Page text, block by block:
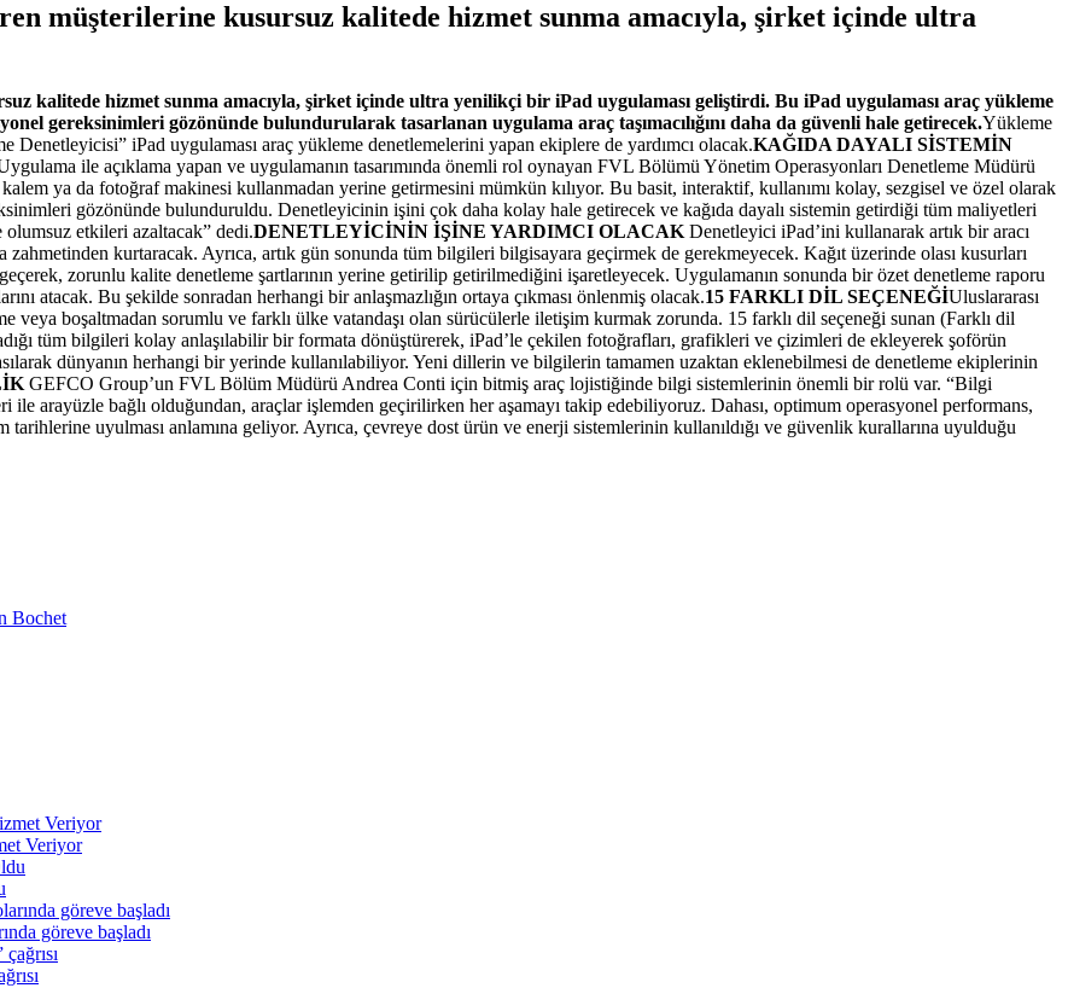
müşterilerine kusursuz kalitede hizmet sunma amacıyla, şirket içinde ultra
kalitede hizmet sunma amacıyla, şirket içinde ultra yenilikçi bir iPad uygulaması geliştirdi. Bu iPad uygulaması araç yükleme
gereksinimleri gözönünde bulundurularak tasarlanan uygulama araç taşımacılığını daha da güvenli hale getirecek.Yükleme
iPad uygulaması araç yükleme denetlemelerini yapan ekiplere de yardımcı olacak.KAĞIDA DAYALI SİSTEMİN
ile açıklama yapan ve uygulamanın tasarımında önemli rol oynayan FVL Bölümü Yönetim Operasyonları Denetleme Müdürü
ya da fotoğraf makinesi kullanmadan yerine getirmesini mümkün kılıyor. Bu basit, interaktif, kullanımı kolay, sezgisel ve özel olarak
gözönünde bulunduruldu. Denetleyicinin işini çok daha kolay hale getirecek ve kağıda dayalı sistemin getirdiği tüm maliyetleri
etkileri azaltacak” dedi.DENETLEYİCİNİN İŞİNE YARDIMCI OLACAK Denetleyici iPad’ini kullanarak artık bir aracı
zahmetinden kurtaracak. Ayrıca, artık gün sonunda tüm bilgileri bilgisayara geçirmek de gerekmeyecek. Kağıt üzerinde olası kusurları
zorunlu kalite denetleme şartlarının yerine getirilip getirilmediğini işaretleyecek. Uygulamanın sonunda bir özet denetleme raporu
atacak. Bu şekilde sonradan herhangi bir anlaşmazlığın ortaya çıkması önlenmiş olacak.15 FARKLI DİL SEÇENEĞİUluslararası
veya boşaltmadan sorumlu ve farklı ülke vatandaşı olan sürücülerle iletişim kurmak zorunda. 15 farklı dil seçeneği sunan (Farklı dil
tüm bilgileri kolay anlaşılabilir bir formata dönüştürerek, iPad’le çekilen fotoğrafları, grafikleri ve çizimleri de ekleyerek şoförün
dünyanın herhangi bir yerinde kullanılabiliyor. Yeni dillerin ve bilgilerin tamamen uzaktan eklenebilmesi de denetleme ekiplerinin
GEFCO Group’un FVL Bölüm Müdürü Andrea Conti için bitmiş araç lojistiğinde bilgi sistemlerinin önemli bir rolü var. “Bilgi
arayüzle bağlı olduğundan, araçlar işlemden geçirilirken her aşamayı takip edebiliyoruz. Dahası, optimum operasyonel performans,
tarihlerine uyulması anlamına geliyor. Ayrıca, çevreye dost ürün ve enerji sistemlerinin kullanıldığı ve güvenlik kurallarına uyulduğu
Bochet
Veriyor
göreve başladı